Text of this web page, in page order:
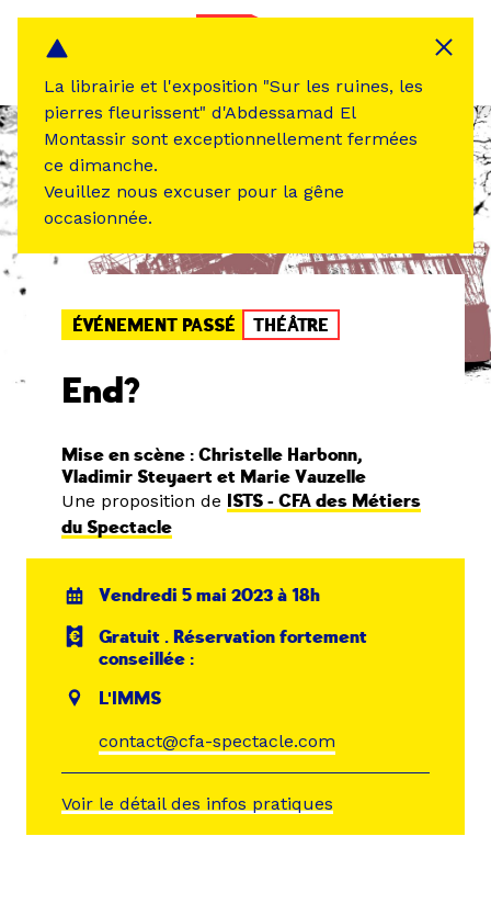
ÉVÉNEMENT PASSÉ THÉÂTRE
End?
Mise en scène : Christelle Harbonn,
Vladimir Steyaert et Marie Vauzelle
Une proposition de ISTS - CFA des Métiers
du Spectacle
Vendredi 5 mai 2023 à 18h
Gratuit . Réservation fortement
conseillée :
L'IMMS
contact@cfa-spectacle.com
Voir le détail des infos pratiques
La librairie et l'exposition "Sur les ruines, les
pierres fleurissent" d'Abdessamad El
Montassir sont exceptionnellement fermées
ce dimanche.
Veuillez nous excuser pour la gêne
occasionnée.
Panneau de gestion des cookies